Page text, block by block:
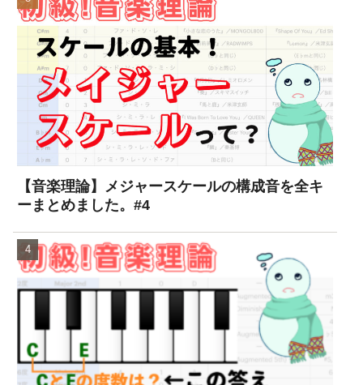
【音楽理論】メジャースケールの構成音を全キ
ーまとめました。#4